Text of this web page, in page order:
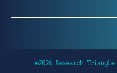
©2026 Research